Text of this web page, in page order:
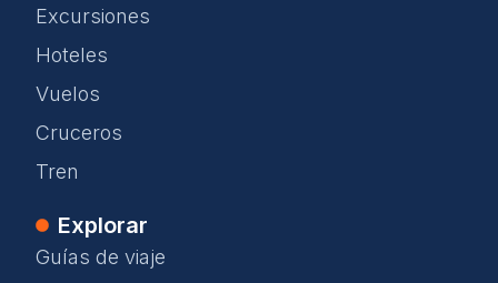
Excursiones
Hoteles
Vuelos
Cruceros
Tren
Explorar
Guías de viaje